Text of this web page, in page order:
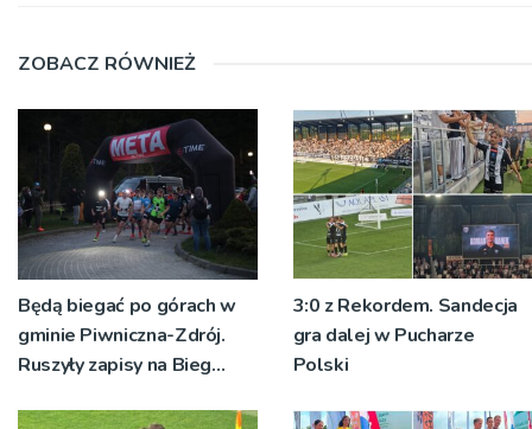
ZOBACZ RÓWNIEŻ
Będą biegać po górach w
gminie Piwniczna-Zdrój.
Ruszyły zapisy na Bieg
3:0 z Rekordem. Sandecja
gra dalej w Pucharze
Polski